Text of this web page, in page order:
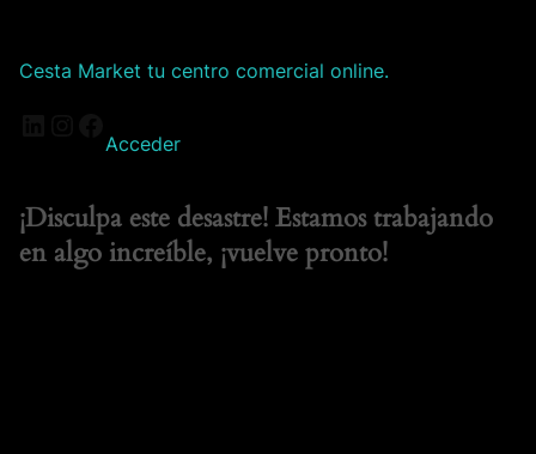
Cesta Market tu centro comercial online.
Acceder
¡Disculpa este desastre! Estamos trabajando
en algo increíble, ¡vuelve pronto!